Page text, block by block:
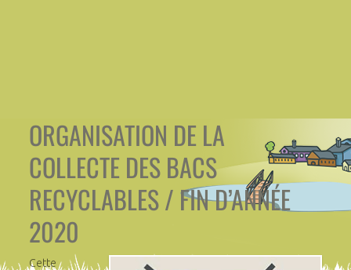
ORGANISATION DE LA
COLLECTE DES BACS
RECYCLABLES / FIN D’ANNÉE
2020
Cette